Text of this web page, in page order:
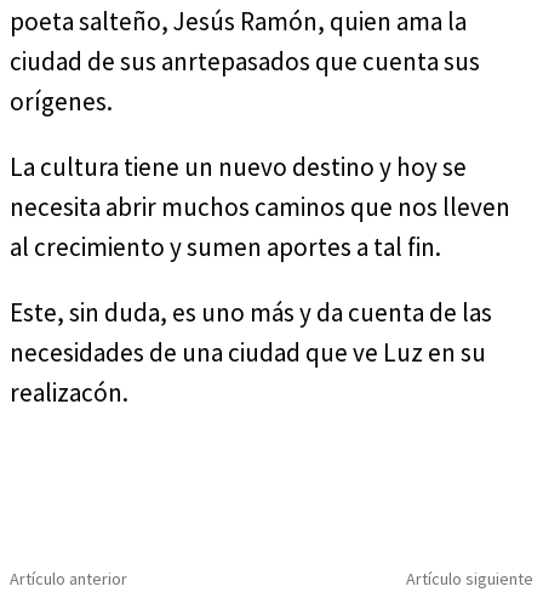
poeta salteño, Jesús Ramón, quien ama la
ciudad de sus anrtepasados que cuenta sus
orígenes.
La cultura tiene un nuevo destino y hoy se
necesita abrir muchos caminos que nos lleven
al crecimiento y sumen aportes a tal fin.
Este, sin duda, es uno más y da cuenta de las
necesidades de una ciudad que ve Luz en su
realizacón.
Artículo anterior Artículo siguiente